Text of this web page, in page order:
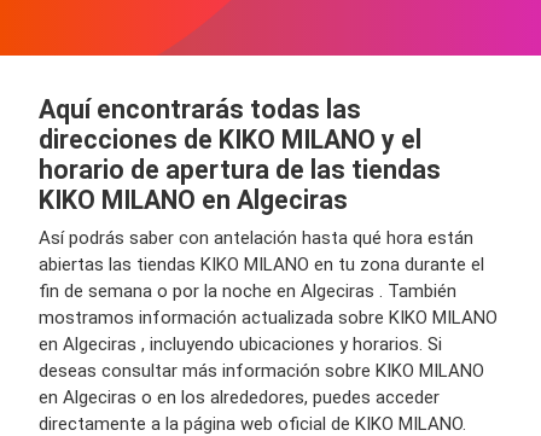
Aquí encontrarás todas las
direcciones de KIKO MILANO y el
horario de apertura de las tiendas
KIKO MILANO en Algeciras
Así podrás saber con antelación hasta qué hora están
abiertas las tiendas KIKO MILANO en tu zona durante el
fin de semana o por la noche en Algeciras . También
mostramos información actualizada sobre KIKO MILANO
en Algeciras , incluyendo ubicaciones y horarios. Si
deseas consultar más información sobre KIKO MILANO
en Algeciras o en los alrededores, puedes acceder
directamente a la página web oficial de KIKO MILANO.